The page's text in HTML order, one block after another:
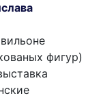
фигур)